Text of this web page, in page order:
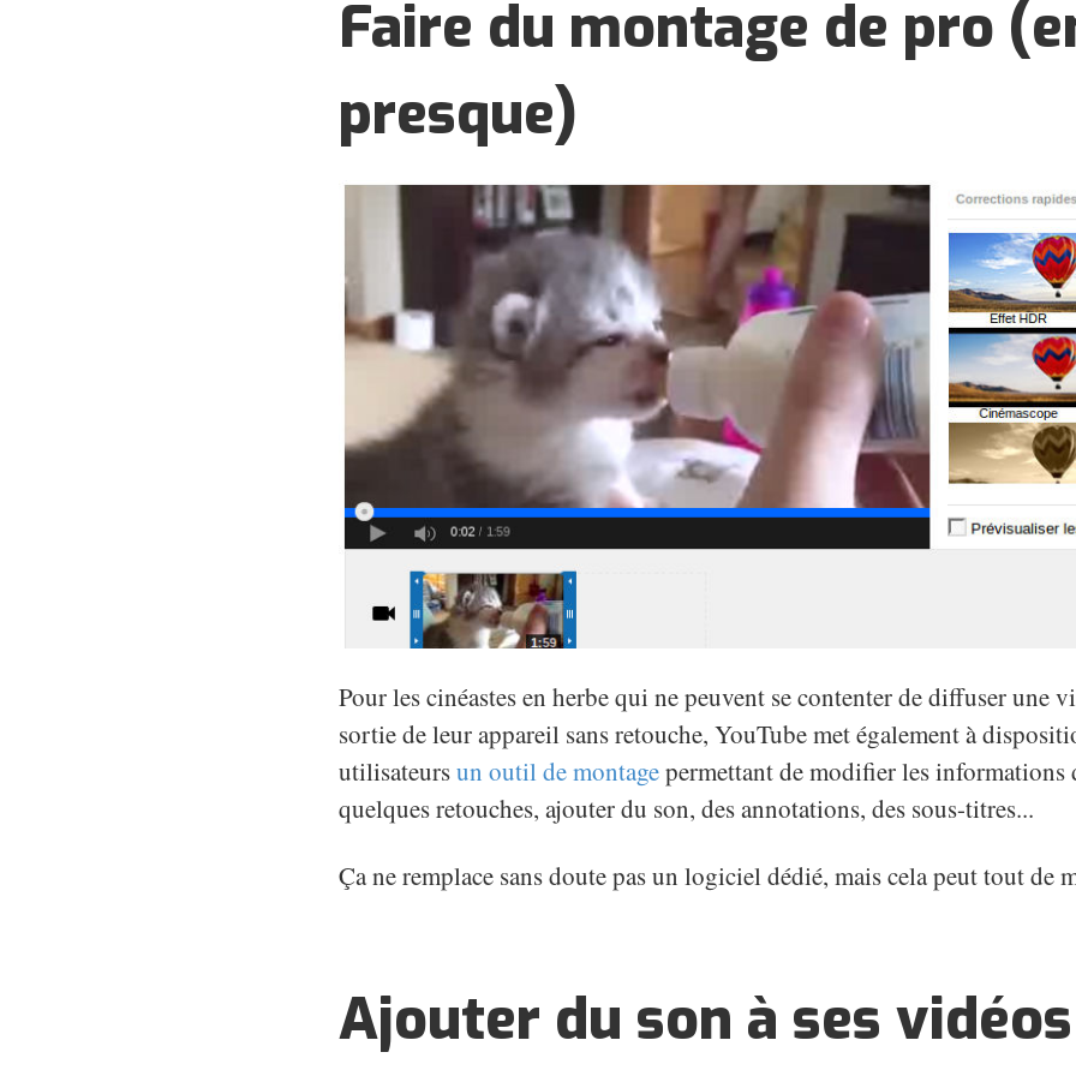
Faire du montage de pro
presque)
Pour les cinéastes en herbe qui ne peuvent se contenter de diffuser une
sortie de leur appareil sans retouche, YouTube met également à
utilisateursun outil de montagepermettant de modifier les informations
quelques retouches, ajouter du son, des annotations, des sous-titres...
Ça ne remplace sans doute pas un logiciel dédié, mais cela peut tout de
Ajouter du son à ses vidéos